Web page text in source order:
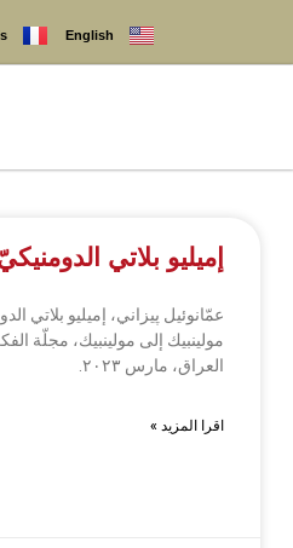
Français
إميليو بلاتي الدومنيكيّ (١٩٤٣-
العراق، مارس ٢٠٢٣.
اقرا المزيد »